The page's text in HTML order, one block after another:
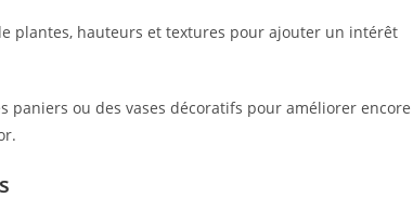
plantes, hauteurs et textures pour ajouter un intérêt
paniers ou des vases décoratifs pour améliorer encore